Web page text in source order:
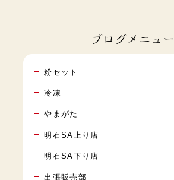
ブログメニュー
粉セット
冷凍
やまがた
明石SA上り店
明石SA下り店
出張販売部